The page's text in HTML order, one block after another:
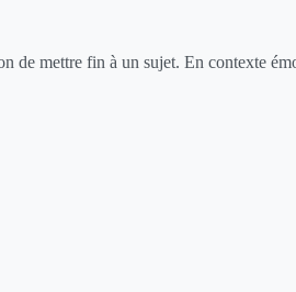
de mettre fin à un sujet. En contexte